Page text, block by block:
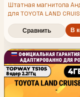
Штатная магнитола
для TOYOTA LAND
4/64гб, DSP, 360 обзор,
беспроводной CarPlay и
Auto, GPS и ГЛОНАСС
Сравнить В